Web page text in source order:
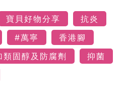
寶貝好物分享
抗炎
#萬寧
香港腳
類固醇及防腐劑
抑菌